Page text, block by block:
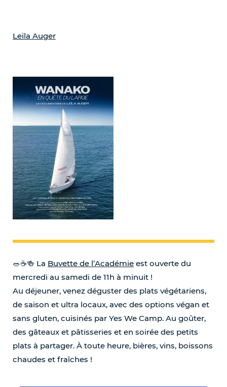
Leïla Auger
🥗☕️🍻 La Buvette de l’Académie est ouverte du
mercredi au samedi de 11h à minuit !
Au déjeuner, venez déguster des plats végétariens,
de saison et ultra locaux, avec des options végan et
sans gluten, cuisinés par Yes We Camp. Au goûter,
des gâteaux et pâtisseries et en soirée des petits
plats à partager. À toute heure, bières, vins, boissons
chaudes et fraîches !